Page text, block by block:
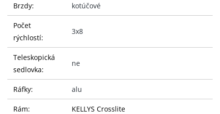
Brzdy: kotúčové
Počet
rýchlostí:
3x8
Teleskopická
sedlovka:
ne
Ráfky: alu
Rám: KELLYS Crosslite